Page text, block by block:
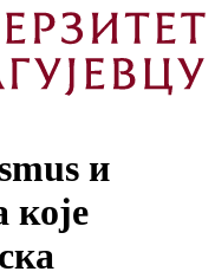
и
које